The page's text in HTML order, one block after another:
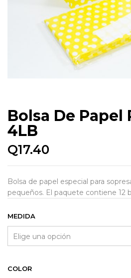
Bolsa De Papel
4LB
Q17.40
Bolsa de papel especial para
pequeños. El paquete contiene 12
MEDIDA
COLOR